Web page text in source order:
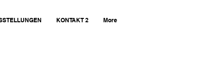
KONTAKT 2 More